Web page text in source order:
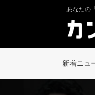
あなたの
新着ニュ